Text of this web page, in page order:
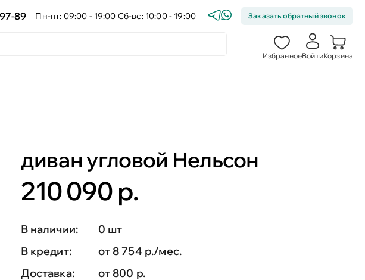
89 Пн-пт: 09:00 - 19:00 Сб-вс: 10:00 - 19:00 Заказать обратный звонок
ИзбранноеВойтиКорзина
диван угловой Нельсон
210 090 р.
В наличии:
0 шт
В кредит:
от 8 754 р./мес.
Доставка:
от 800 р.